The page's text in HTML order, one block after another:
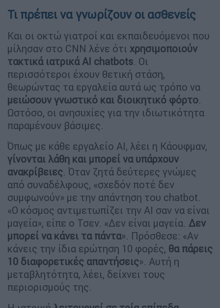
Τι πρέπει να γνωρίζουν οι ασθενείς
Και οι οκτώ γιατροί και εκπαιδευόμενοι που
μίλησαν στο CNN λένε ότι χρησιμοποιούν
τακτικά ιατρικά AI chatbots. Οι
περισσότεροι έχουν θετική στάση,
θεωρώντας τα εργαλεία αυτά ως τρόπο να
μειώσουν γνωστικό και διοικητικό φόρτο.
Ωστόσο, οι ανησυχίες για την ιδιωτικότητα
παραμένουν βάσιμες.
Όπως με κάθε εργαλείο AI, λέει η Κάουφμαν,
γίνονται λάθη και μπορεί να υπάρχουν
ανακρίβειες. Όταν ζητά δεύτερες γνώμες
από συναδέλφους, «σχεδόν ποτέ δεν
συμφωνούν» με την απάντηση του chatbot.
«Ο κόσμος αντιμετωπίζει την AI σαν να είναι
μαγεία», είπε ο Τσεν. «Δεν είναι μαγεία. Δεν
μπορεί να κάνει τα πάντα». Πρόσθεσε: «Αν
κάνεις την ίδια ερώτηση 10 φορές, θα πάρεις
10 διαφορετικές απαντήσεις». Αυτή η
μεταβλητότητα, λέει, δείχνει τους
περιορισμούς της.